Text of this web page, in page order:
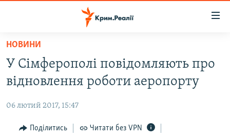
Перейти
основного
матеріалу
до
навігації
НОВИНИ
ВОДА.КРИМ
ПОЛІТИКА
БЛОГИ
НОВИНИ
У Сімферополі повідомляють про
відновлення роботи аеропорту
06 лютий 2017, 15:47
Поділитись Читати без VPN